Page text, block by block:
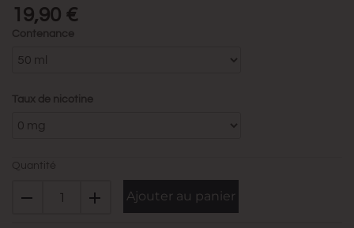
19,90 €
Contenance
Taux de nicotine
Quantité
Ajouter au panier